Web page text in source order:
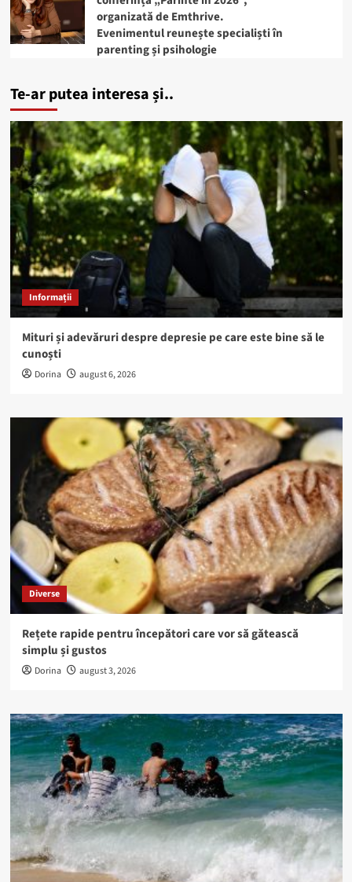
organizată de Emthrive.
Evenimentul reunește specialiști în
parenting și psihologie
Te-ar putea interesa și..
Informații
Mituri și adevăruri despre depresie pe care este bine să le
cunoști
Dorina august 6, 2026
Diverse
Rețete rapide pentru începători care vor să gătească
simplu și gustos
Dorina august 3, 2026